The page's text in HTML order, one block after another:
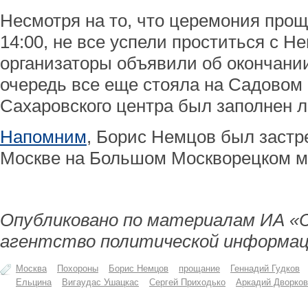
Несмотря на то, что церемония
14:00, не все успели проститься с
организаторы объявили об
очередь все еще стояла на Садовом
Сахаровского центра был заполнен
Напомним, Борис Немцов был
Москве на Большом Москворецком
Опубликовано по материалам ИА
агентство политической
Москва Похороны Борис Немцов прощание
Геннадий Гудков
Ельцина
Вигаудас Ушацкас Сергей Приходько Аркадий